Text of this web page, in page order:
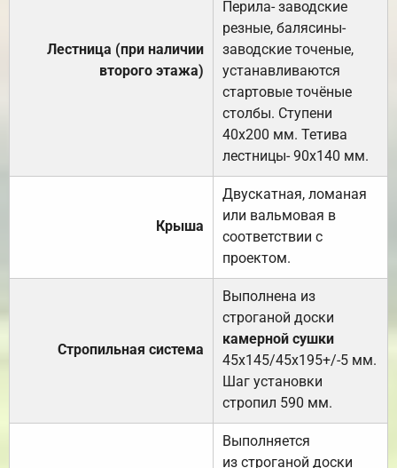
Лестница (при наличии
второго этажа)
Перила- заводские
резные, балясины-
заводские точеные,
устанавливаются
стартовые точёные
столбы. Ступени
40х200 мм. Тетива
лестницы- 90х140 мм.
Крыша
Двускатная, ломаная
или вальмовая в
соответствии с
проектом.
Стропильная система
Выполнена из
строганой доски
камерной сушки
45х145/45х195+/-5 мм.
Шаг установки
стропил 590 мм.
Выполняется
из строганой доски